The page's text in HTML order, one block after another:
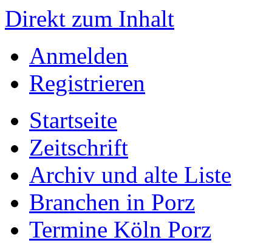
Direkt zum Inhalt
Anmelden
Registrieren
Startseite
Zeitschrift
Archiv und alte Liste
Branchen in Porz
Termine Köln Porz